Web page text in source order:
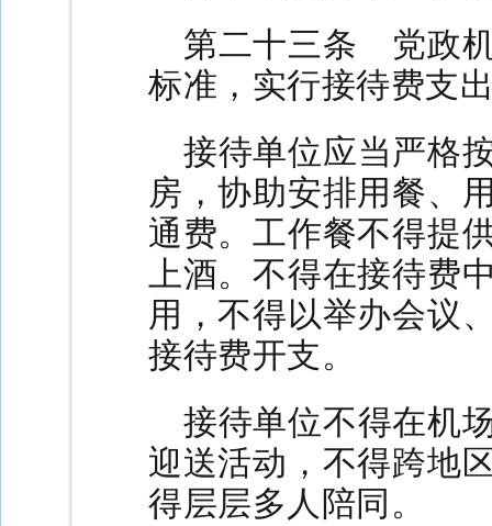
第二十三条 党政
标准，实行接待费支
接待单位应当严格
房，协助安排用餐、
通费。工作餐不得提
上酒。不得在接待费
用，不得以举办会议
接待费开支。
接待单位不得在机
迎送活动，不得跨地
得层层多人陪同。